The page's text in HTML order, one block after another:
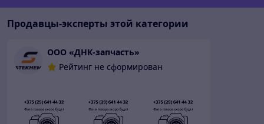
Продавцы-эксперты этой категории
ООО «ДНК-запчасть»
Рейтинг не сформирован